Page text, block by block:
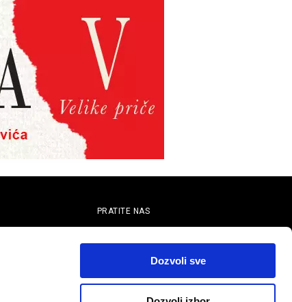
Dozvoli sve
PRATITE NAS